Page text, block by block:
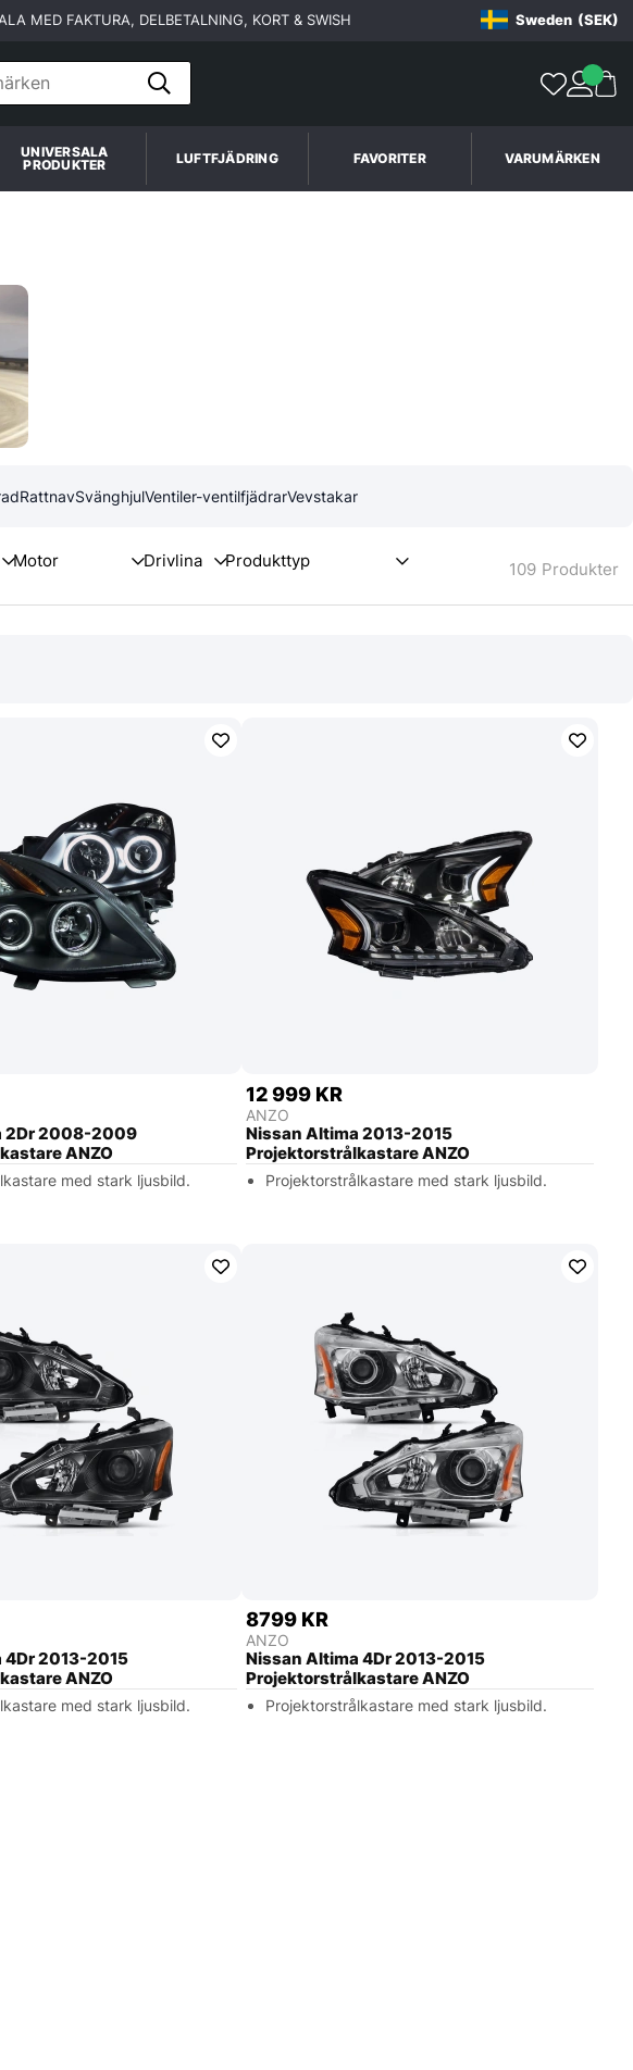
MED FAKTURA, DELBETALNING, KORT & SWISH Sweden (SEK)
UNIVERSALA
PRODUKTER
LUFTFJÄDRING FAVORITER VARUMÄRKEN
RattnavSvänghjulVentiler-ventilfjädrarVevstakar
109 Produkter
2Dr 2008-2009
ANZO
med stark ljusbild.
12 999 KR
ANZO
Nissan Altima 2013-2015
Projektorstrålkastare ANZO
Projektorstrålkastare med stark ljusbild.
4Dr 2013-2015
ANZO
med stark ljusbild.
8799 KR
ANZO
Nissan Altima 4Dr 2013-2015
Projektorstrålkastare ANZO
Projektorstrålkastare med stark ljusbild.